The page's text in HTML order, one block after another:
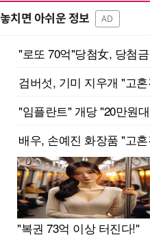
놓치면 아쉬운 정보 AD